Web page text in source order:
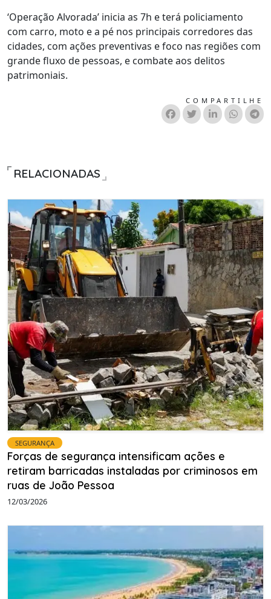
‘Operação Alvorada’ inicia as 7h e terá policiamento
com carro, moto e a pé nos principais corredores das
cidades, com ações preventivas e foco nas regiões com
grande fluxo de pessoas, e combate aos delitos
patrimoniais.
COMPARTILHE
RELACIONADAS
SEGURANÇA
Forças de segurança intensificam ações e
retiram barricadas instaladas por criminosos em
ruas de João Pessoa
12/03/2026